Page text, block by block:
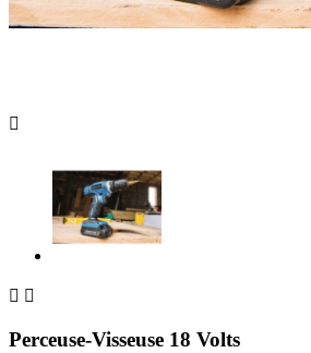

 
Perceuse-Visseuse 18 Volts